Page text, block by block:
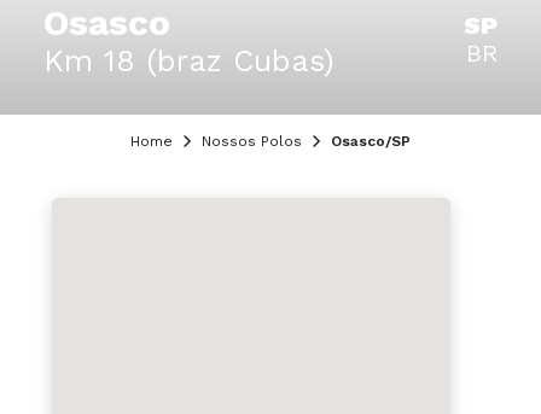
Osasco
Km 18 (braz Cubas)
SP
BR
Home Nossos Polos Osasco/SP